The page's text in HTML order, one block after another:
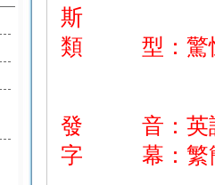
斯
類 型：驚
發 音：英
字 幕：繁簡